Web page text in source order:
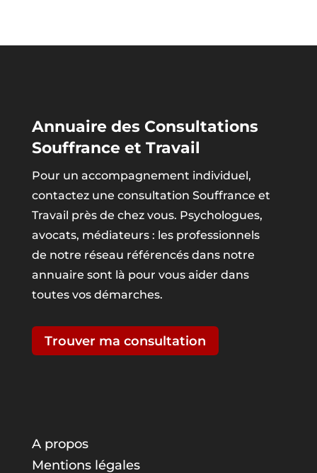
Annuaire des Consultations
Souffrance et Travail
Pour un accompagnement individuel,
contactez une consultation Souffrance et
Travail près de chez vous. Psychologues,
avocats, médiateurs : les professionnels
de notre réseau référencés dans notre
annuaire sont là pour vous aider dans
toutes vos démarches.
Trouver ma consultation
A propos
Mentions légales